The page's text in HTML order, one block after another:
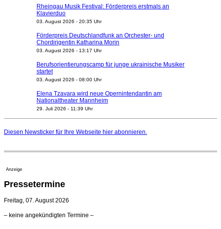
Rheingau Musik Festival: Förderpreis erstmals an
Klavierduo
03. August 2026 - 20:35 Uhr
Förderpreis Deutschlandfunk an Orchester- und
Chordirigentin Katharina Morin
03. August 2026 - 13:17 Uhr
Berufsorientierungscamp für junge ukrainische Musiker
startet
03. August 2026 - 08:00 Uhr
Elena Tzavara wird neue Opernintendantin am
Nationaltheater Mannheim
29. Juli 2026 - 11:39 Uhr
geht 2027
Kammerorchester Heilbronn: Chefdirigent Risto Joost
Opernhäuser gedenken vertriebener jüdischer
Ensemblemitglieder
Festspiele
Diesen Newsticker für Ihre Webseite hier abonnieren.
Anzeige
Pressetermine
Freitag, 07. August 2026
– keine angekündigten Termine –